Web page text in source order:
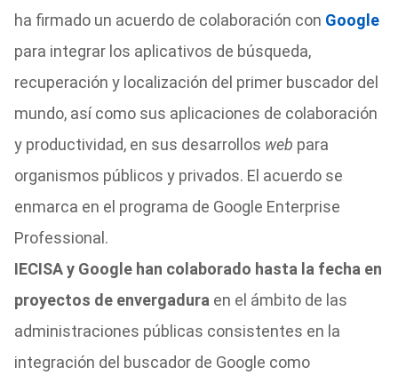
ha firmado un acuerdo de colaboración con Google
para integrar los aplicativos de búsqueda,
recuperación y localización del primer buscador del
mundo, así como sus aplicaciones de colaboración
y productividad, en sus desarrollos web para
organismos públicos y privados. El acuerdo se
enmarca en el programa de Google Enterprise
Professional.
IECISA y Google han colaborado hasta la fecha en
proyectos de envergadura en el ámbito de las
administraciones públicas consistentes en la
integración del buscador de Google como